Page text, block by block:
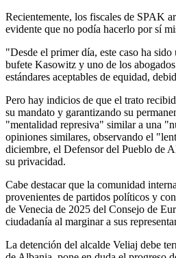
Recientemente, los fiscales de SPAK
evidente que no podía hacerlo por sí
"Desde el primer día, este caso ha
bufete Kasowitz y uno de los
estándares aceptables de equidad,
Pero hay indicios de que el trato
su mandato y garantizando su
"mentalidad represiva" similar a una
opiniones similares, observando el
diciembre, el Defensor del Pueblo de
su privacidad.
Cabe destacar que la comunidad
provenientes de partidos políticos y
de Venecia de 2025 del Consejo de
ciudadanía al marginar a sus
La detención del alcalde Veliaj debe